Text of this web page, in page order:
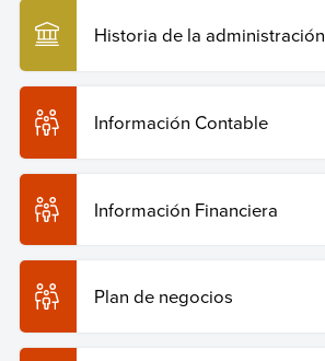
Historia de la administración
Información Contable
Información Financiera
Plan de negocios